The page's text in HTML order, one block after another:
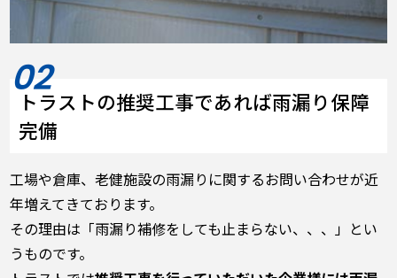
トラストの推奨工事であれば雨漏り保障
完備
工場や倉庫、老健施設の雨漏りに関するお問い合わせが近
年増えてきております。
その理由は「雨漏り補修をしても止まらない、、、」とい
うものです。